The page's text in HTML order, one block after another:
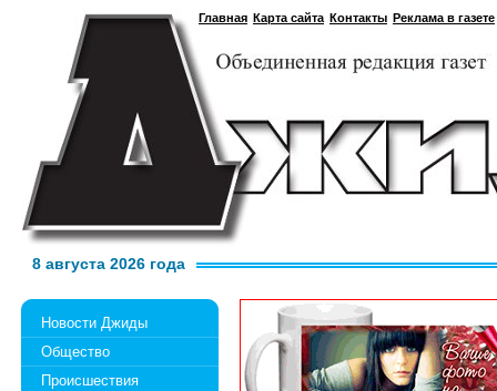
Главная Карта сайта Контакты Реклама в газете
8 августа 2026 года
Новости Джиды
Общество
Происшествия